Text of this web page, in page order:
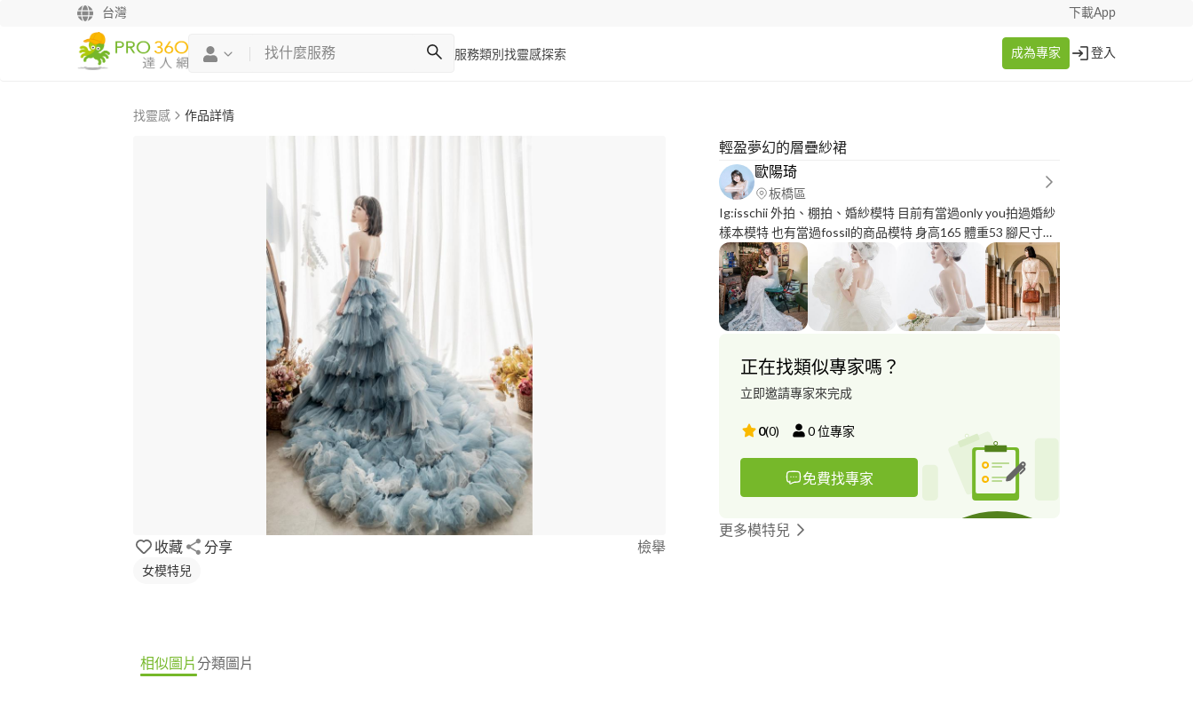
台灣 下載App
服務類別 找靈感探索 成為專家 登入
找靈感 作品詳情
收藏 分享 檢舉
女模特兒
輕盈夢幻的層疊紗裙
歐陽琦
板橋區
Ig:isschii 外拍、棚拍、婚紗模特 目前有當過only you拍過婚紗
樣本模特 也有當過fossil的商品模特 身高165 體重53 腳尺寸：
38
正在找類似專家嗎？
立即邀請專家來完成
0(0) 0位專家
免費找專家
更多模特兒
相似圖片分類圖片